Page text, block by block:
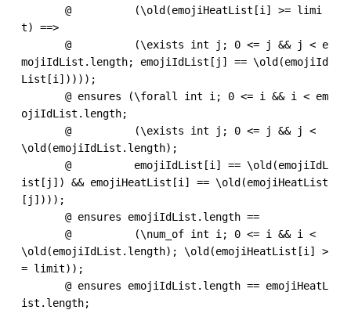
@          (\old(emojiHeatList[i] >= limi
t) ==>
@          (\exists int j; 0 <= j && j < e
mojiIdList.length; emojiIdList[j] == \old(emojiId
List[i]))));
@ ensures (\forall int i; 0 <= i && i < em
ojiIdList.length;
@          (\exists int j; 0 <= j && j <
\old(emojiIdList.length);
@          emojiIdList[i] == \old(emojiIdL
ist[j]) && emojiHeatList[i] == \old(emojiHeatList
[j])));
@ ensures emojiIdList.length ==
@          (\num_of int i; 0 <= i && i <
\old(emojiIdList.length); \old(emojiHeatList[i] >
= limit));
@ ensures emojiIdList.length == emojiHeatL
ist.length;